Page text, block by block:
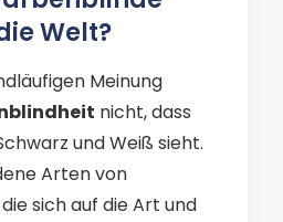
Welt?
Meinung
nicht, dass
und Weiß sieht.
Arten von
sich auf die Art und